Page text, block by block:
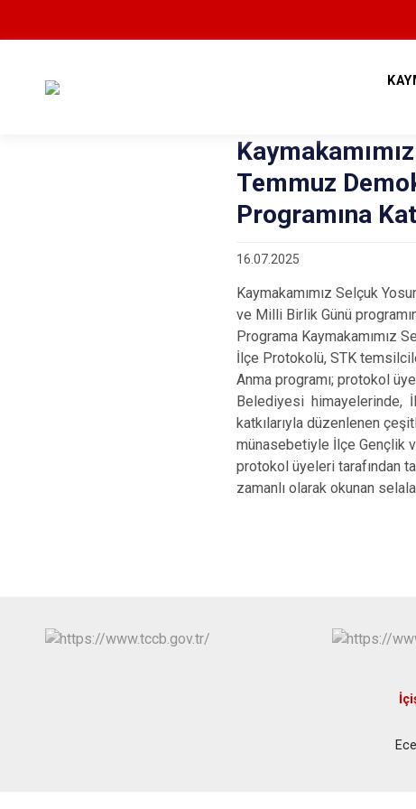
Temmuz
Programına
16.07.2025
Kaymakamımız Selçuk
ve Milli Birlik Günü
Programa Kaymakamımız
İlçe Protokolü, STK
Anma programı; protokol
Belediyesi himayelerinde,
katkılarıyla düzenlenen
münasebetiyle İlçe Gençlik
protokol üyeleri tarafından
zamanlı olarak okunan